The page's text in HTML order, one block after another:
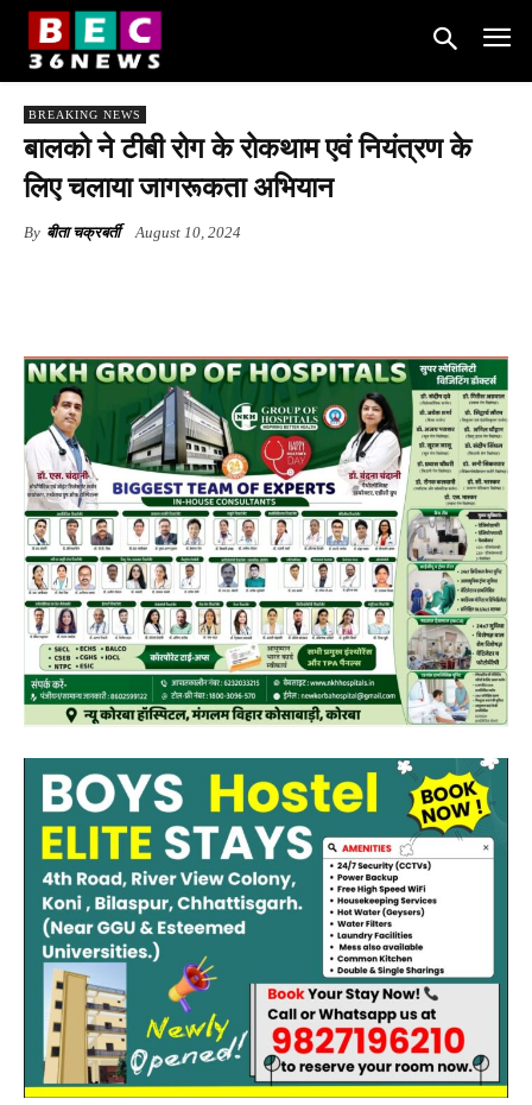
BREAKING NEWS
बालको ने टीबी रोग के रोकथाम एवं नियंत्रण के
लिए चलाया जागरूकता अभियान
By बीता चक्रबर्ती August 10, 2024